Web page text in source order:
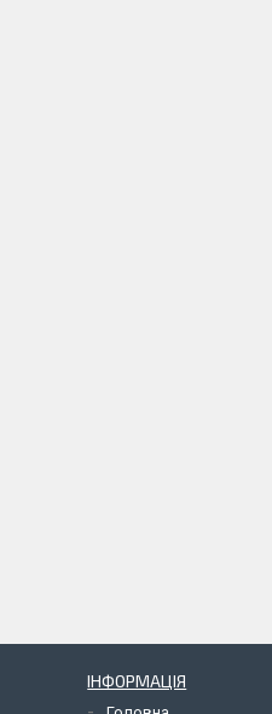
ІНФОРМАЦІЯ